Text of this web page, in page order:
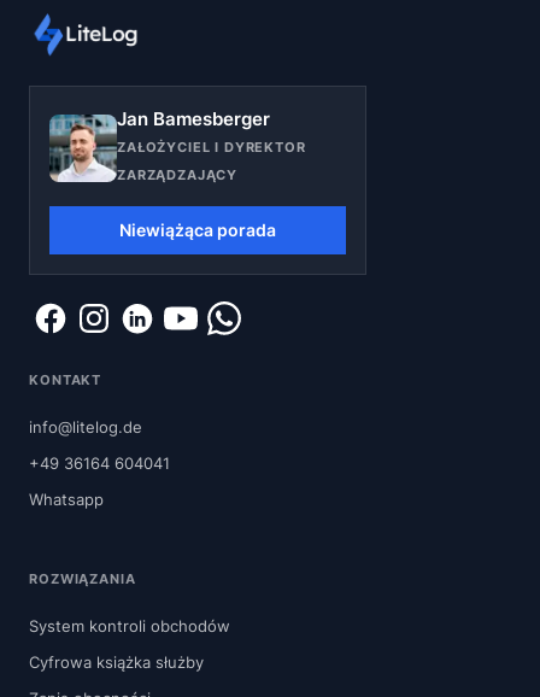
Jan Bamesberger
ZAŁOŻYCIEL I DYREKTOR
ZARZĄDZAJĄCY
Niewiążąca porada
KONTAKT
info@litelog.de
+49 36164 604041
Whatsapp
ROZWIĄZANIA
System kontroli obchodów
Cyfrowa książka służby